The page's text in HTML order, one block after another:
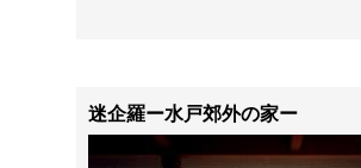
迷企羅ー水戸郊外の家ー